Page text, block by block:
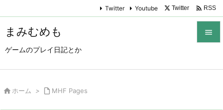
まみむめも
ゲームのプレイ日記とか

Twitter Youtube Twitter  RSS
 ホーム >  MHF Pages